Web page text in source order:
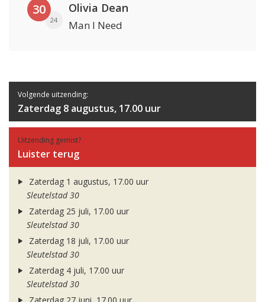
30
24
Olivia Dean
Man I Need
Volgende uitzending:
Zaterdag 8 augustus, 17.00 uur
Uitzending gemist?
Luister terug
Zaterdag 1 augustus, 17.00 uur
Sleutelstad 30
Zaterdag 25 juli, 17.00 uur
Sleutelstad 30
Zaterdag 18 juli, 17.00 uur
Sleutelstad 30
Zaterdag 4 juli, 17.00 uur
Sleutelstad 30